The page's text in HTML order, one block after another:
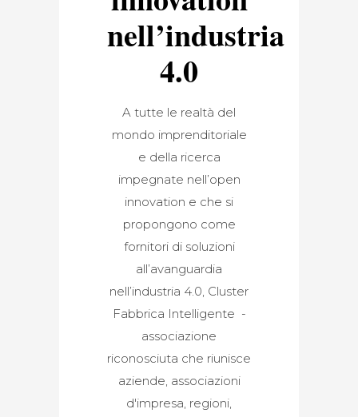
nell’industria
4.0
A tutte le realtà del
mondo imprenditoriale
e della ricerca
impegnate nell’open
innovation e che si
propongono come
fornitori di soluzioni
all’avanguardia
nell’industria 4.0, Cluster
Fabbrica Intelligente -
associazione
riconosciuta che riunisce
aziende, associazioni
d'impresa, regioni,